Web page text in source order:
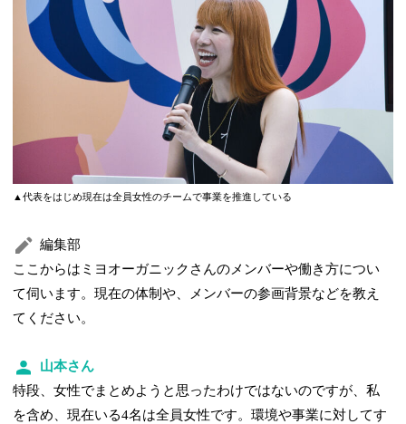
▲代表をはじめ現在は全員女性のチームで事業を推進している
編集部
ここからはミヨオーガニックさんのメンバーや働き方につい
て伺います。現在の体制や、メンバーの参画背景などを教え
てください。
山本さん
特段、女性でまとめようと思ったわけではないのですが、私
を含め、現在いる4名は全員女性です。環境や事業に対してす